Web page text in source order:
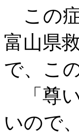
この
富山県
で、こ
「尊
いので